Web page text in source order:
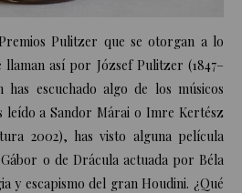
Premios Pulitzer que se otorgan a lo
llaman así por József Pulitzer(1847–
has escuchado algo de los músicos
leído aSandor Márai o Imre Kertész
2002), has visto alguna película
o de Drácula actuada por Béla
y escapismo del gran Houdini. ¿Qué